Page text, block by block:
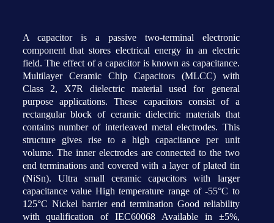
A capacitor is a passive two-terminal electronic
component that stores electrical energy in an electric
field. The effect of a capacitor is known as capacitance.
Multilayer Ceramic Chip Capacitors (MLCC) with
Class 2, X7R dielectric material used for general
purpose applications. These capacitors consist of a
rectangular block of ceramic dielectric materials that
contains number of interleaved metal electrodes. This
structure gives rise to a high capacitance per unit
volume. The inner electrodes are connected to the two
end terminations and covered with a layer of plated tin
(NiSn). Ultra small ceramic capacitors with larger
capacitance value High temperature range of -55°C to
125°C Nickel barrier end termination Good reliability
with qualification of IEC60068 Available in ±5%,